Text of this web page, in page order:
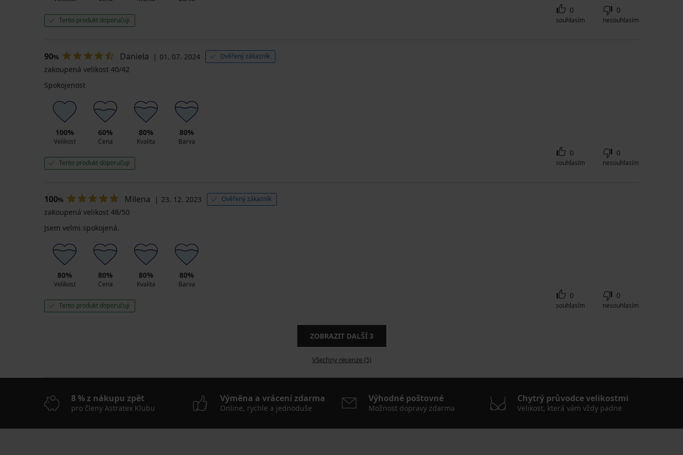
599
Kč
kód
BRA20
Tento produkt doporučuji
0
souhlasím
0
nesouhlasím
90% Daniela 01. 07. 2024 Ověřený zákazník
zakoupená velikost 40/42
Spokojenost
100%
Velikost
60%
Cena
80%
Kvalita
80%
Barva
Tento produkt doporučuji
0
souhlasím
0
nesouhlasím
100% Milena 23. 12. 2023 Ověřený zákazník
zakoupená velikost 48/50
Jsem velmi spokojená.
80%
Velikost
80%
Cena
80%
Kvalita
80%
Barva
Tento produkt doporučuji
0
souhlasím
0
nesouhlasím
ZOBRAZIT DALŠÍ 3
Všechny recenze (5)
8 % z nákupu zpět
pro členy Astratex Klubu
Výměna a vrácení zdarma
Online, rychle a jednoduše
Výhodné poštovné
Možnost dopravy zdarma
Chytrý průvodce velikostmi
Velikost, která vám vždy padne